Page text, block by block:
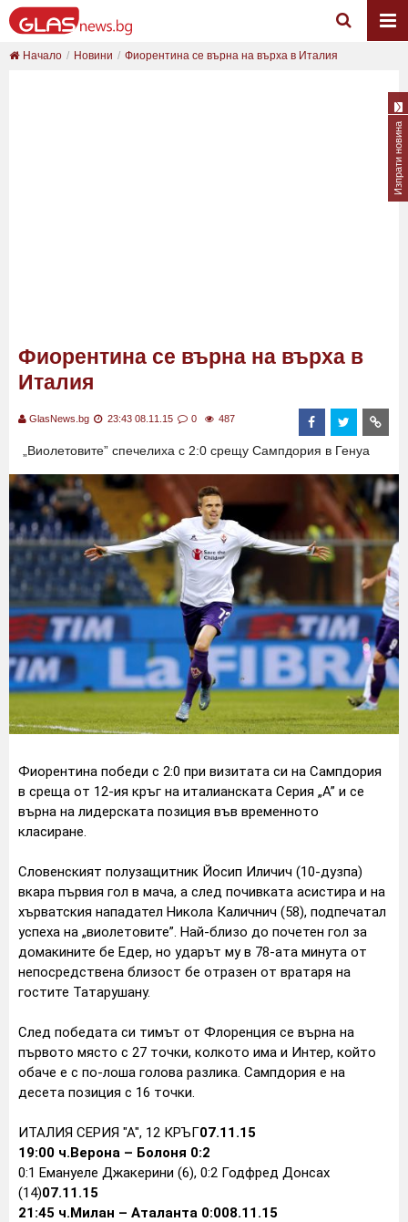
Начало Новини Фиорентина се върна на върха в Италия
Фиорентина се върна на върха в
Италия
GlasNews.bg 23:43 08.11.15 0 487
„Виолетовите” спечелиха с 2:0 срещу Сампдория в Генуа
Фиорентина победи с 2:0 при визитата си на Сампдория
в среща от 12-ия кръг на италианската Серия „А” и се
върна на лидерската позиция във временното
класиране.
Словенският полузащитник Йосип Иличич (10-дузпа)
вкара първия гол в мача, а след почивката асистира и на
хърватския нападател Никола Каличнич (58), подпечатал
успеха на „виолетовите”. Най-близо до почетен гол за
домакините бе Едер, но ударът му в 78-ата минута от
непосредствена близост бе отразен от вратаря на
гостите Татарушану.
След победата си тимът от Флоренция се върна на
първото място с 27 точки, колкото има и Интер, който
обаче е с по-лоша голова разлика. Сампдория е на
десета позиция с 16 точки.
ИТАЛИЯ СЕРИЯ "А", 12 КРЪГ07.11.15
19:00 ч.Верона – Болоня 0:2
0:1 Емануеле Джакерини (6), 0:2 Годфред Донсах
(14)07.11.15
21:45 ч.Милан – Аталанта 0:008.11.15
Изпрати новина